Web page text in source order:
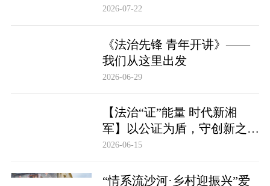
2026-07-22
《法治先锋 青年开讲》——
我们从这里出发
2026-06-29
【法治“证”能量 时代新湘
军】以公证为盾，守创新之魂
湖南青年公证人为知识产权保
2026-06-15
“情系流沙河·乡村迎振兴”爱